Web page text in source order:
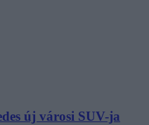
új városi SUV-ja